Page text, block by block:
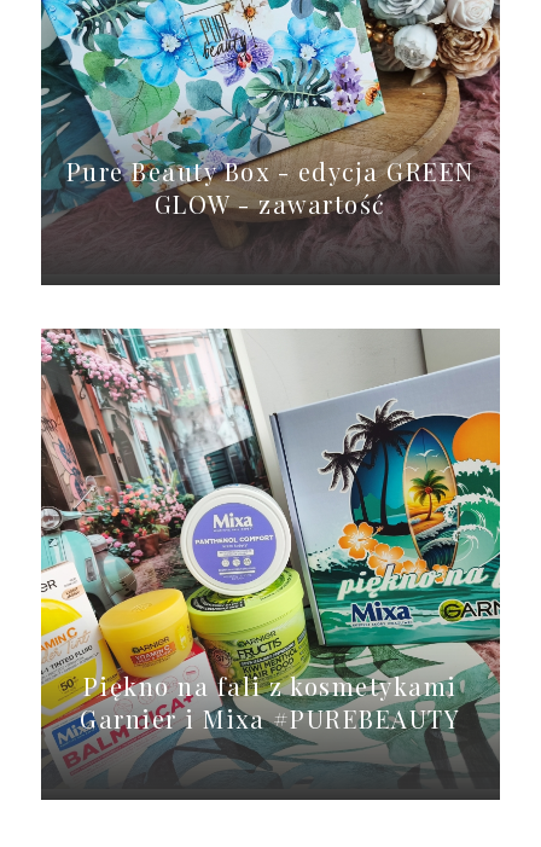
Pure Beauty Box - edycja GREEN
GLOW - zawartość
Piękno na fali z kosmetykami
Garnier i Mixa #PUREBEAUTY